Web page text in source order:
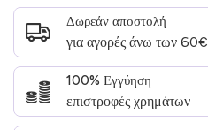
Δωρεάν αποστολή
για αγορές άνω των 60€
100% Εγγύηση
επιστροφές χρημάτων